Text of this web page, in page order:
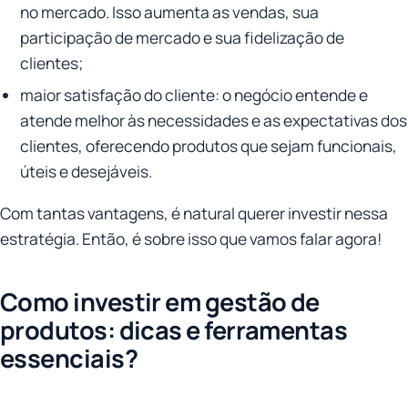
no mercado. Isso aumenta as vendas, sua
participação de mercado e sua fidelização de
clientes;
maior satisfação do cliente: o negócio entende e
atende melhor às necessidades e as expectativas dos
clientes, oferecendo produtos que sejam funcionais,
úteis e desejáveis.
Com tantas vantagens, é natural querer investir nessa
estratégia. Então, é sobre isso que vamos falar agora!
Como investir em gestão de
produtos: dicas e ferramentas
essenciais?